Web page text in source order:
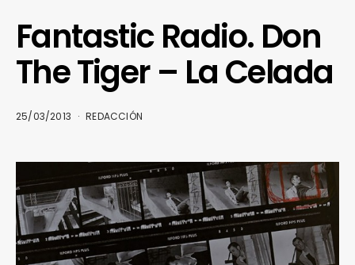
Fantastic Radio. Don
The Tiger – La Celada
25/03/2013 REDACCIÓN